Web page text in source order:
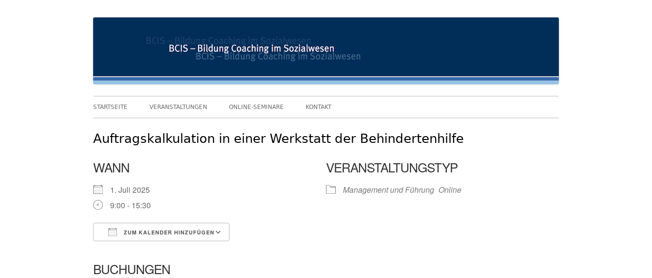
BCIS
Primäres
STARTSEITE VERANSTALTUNGEN ONLINE-SEMINARE KONTAKT
Auftragskalkulation in einer Werkstatt der Behindertenhilfe
WANN
1. Juli 2025
9:00 - 15:30
ZUM KALENDER HINZUFÜGEN
BUCHUNGEN
VERANSTALTUNGSTYP
Management und Führung Online